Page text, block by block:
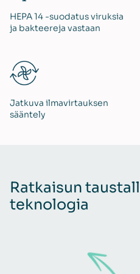
HEPA 14 -suodatus viruksia
ja bakteereja vastaan
Jatkuva ilmavirtauksen
sääntely
Ratkaisun
teknologia